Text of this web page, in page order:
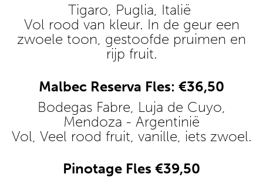
Tigaro, Puglia, Italië
Vol rood van kleur. In de geur een
zwoele toon, gestoofde pruimen en
rijp fruit.
Malbec Reserva Fles: €36,50
Bodegas Fabre, Luja de Cuyo,
Mendoza - Argentinië
Vol, Veel rood fruit, vanille, iets zwoel.
Pinotage Fles €39,50